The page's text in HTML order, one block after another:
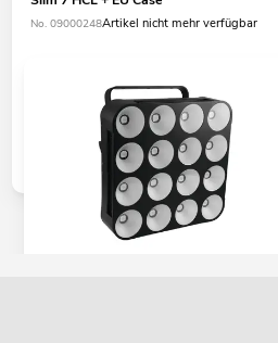
No. 09000248Artikel nicht mehr verfügbar